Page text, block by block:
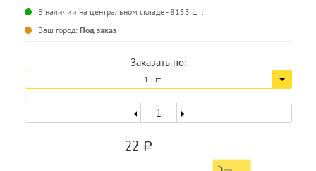
В наличии на центральном складе - 8153 шт.
Ваш город: Под заказ
Заказать по:
1 шт.
22 a